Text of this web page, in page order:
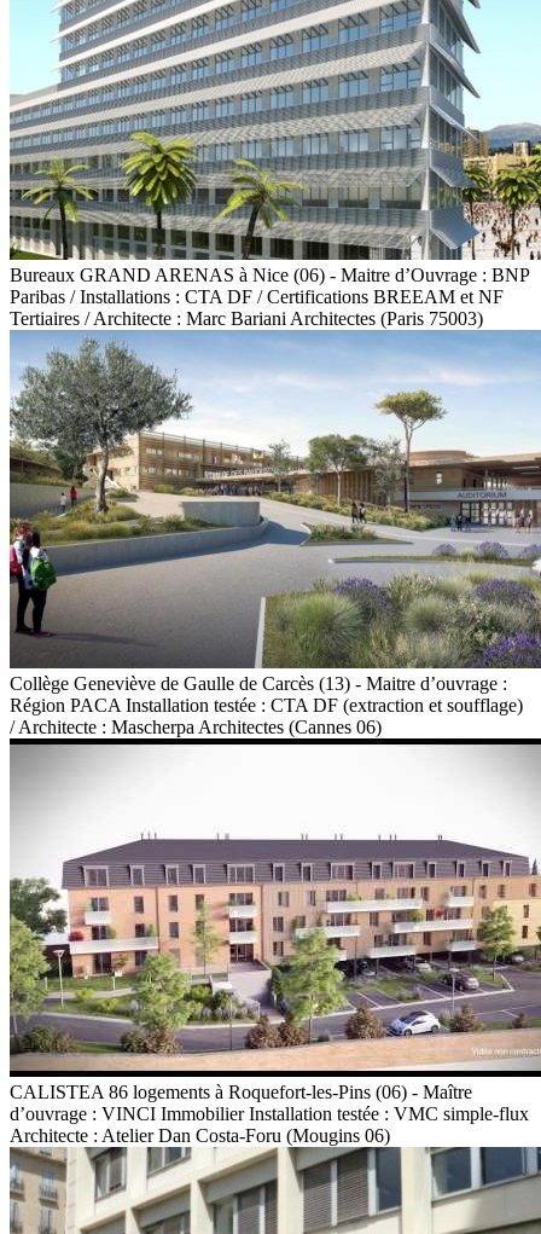
Bureaux GRAND ARENAS à Nice (06) - Maitre d’Ouvrage : BNP
Paribas / Installations : CTA DF / Certifications BREEAM et NF
Tertiaires / Architecte : Marc Bariani Architectes (Paris 75003)
Collège Geneviève de Gaulle de Carcès (13) - Maitre d’ouvrage :
Région PACA Installation testée : CTA DF (extraction et soufflage)
/ Architecte : Mascherpa Architectes (Cannes 06)
CALISTEA 86 logements à Roquefort-les-Pins (06) - Maître
d’ouvrage : VINCI Immobilier Installation testée : VMC simple-flux
Architecte : Atelier Dan Costa-Foru (Mougins 06)